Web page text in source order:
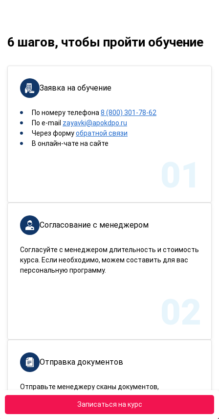
Записаться на курс
6 шагов, чтобы пройти обучение
Заявка на обучение
По номеру телефона 8 (800) 301-78-62
По e-mail zayavki@apokdpo.ru
Через формуобратной связи
В онлайн-чате на сайте
01
Согласование с менеджером
Согласуйте с менеджером длительность и стоимость
курса. Если необходимо, можем составить для вас
персональную программу.
02
Отправка документов
Отправьте менеджеру сканы документов,
подтверждающих вашу личность и имеющееся